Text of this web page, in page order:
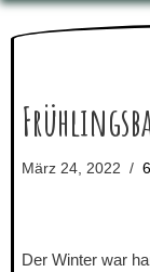
März 24, 2022
Der Winter war